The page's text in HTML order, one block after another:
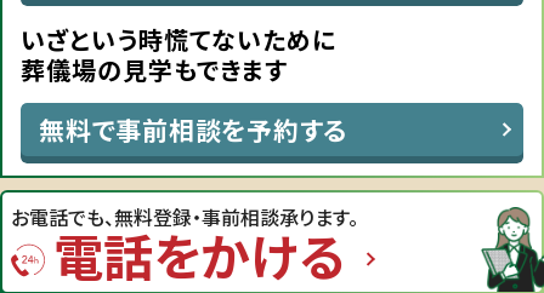
いざという時慌てないために
葬儀場の見学もできます
無料で事前相談を予約する
お電話でも、無料登録・事前相談承ります。
電話をかける